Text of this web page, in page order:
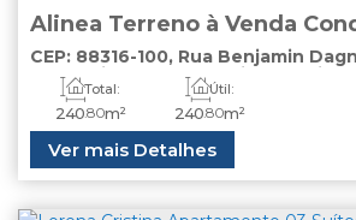
Alinea Terreno à Venda
Fechado Itajaí
CEP: 88316-100, Rua Benjamin
lote ,Itajaí Santa Catarina Brasil
Total:
240.80m²
Útil:
240.80m²
Ver mais Detalhes